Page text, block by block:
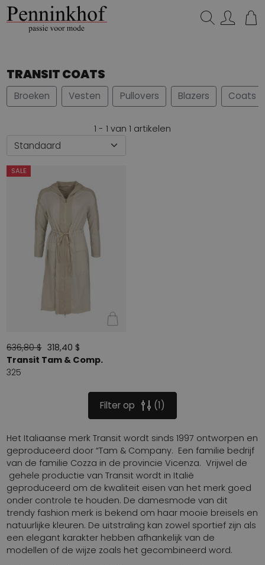
TRANSIT COATS
Broeken Vesten Pullovers Blazers Coats
1 - 1 van 1 artikelen
SALE
636,80 $ 318,40 $
Transit Tam & Comp.
325
Filter op 1
Het Italiaanse merk Transit wordt sinds 1997 ontworpen en
geproduceerd door “Tam & Company. Een familie bedrijf
van de familie Cozza in de provincie Vicenza. Vrijwel de
gehele productie van Transit wordt in Italië
geproduceerd om de kwaliteit eisen van het merk goed
onder controle te houden. De damesmode van dit
trendy fashion merk is bekend om haar mooie breisels en
natuurlijke kleuren. De uitstraling kan zowel sportief zijn als
een elegant karakter hebben afhankelijk van de
modellen of de wijze zoals het gecombineerd word.